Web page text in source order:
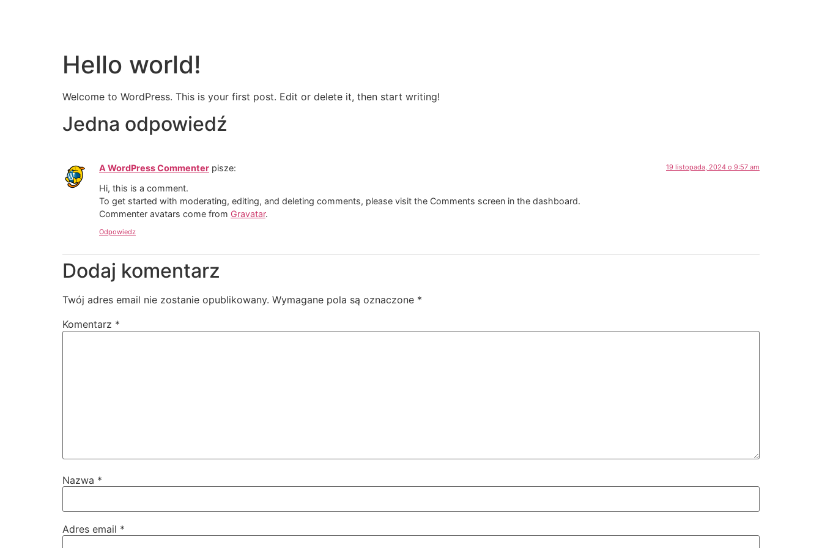
Hello world!
Welcome to WordPress. This is your first post. Edit or delete it, then start writing!
Jedna odpowiedź
A WordPress Commenter pisze: 19 listopada, 2024 o 9:57 am
Hi, this is a comment.
To get started with moderating, editing, and deleting comments, please visit the Comments screen in the dashboard.
Commenter avatars come from Gravatar.
Odpowiedz
Dodaj komentarz
Twój adres email nie zostanie opublikowany. Wymagane pola są oznaczone *
Komentarz *
Nazwa *
Adres email *